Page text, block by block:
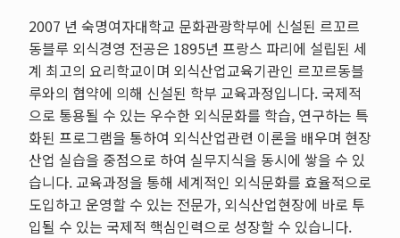
2007 년 숙명여자대학교 문화관광학부에 신설된 르꼬르
동블루 외식경영 전공은 1895년 프랑스 파리에 설립된 세
계 최고의 요리학교이며 외식산업교육기관인 르꼬르동블
루와의 협약에 의해 신설된 학부 교육과정입니다. 국제적
으로 통용될 수 있는 우수한 외식문화를 학습, 연구하는 특
화된 프로그램을 통하여 외식산업관련 이론을 배우며 현장
산업 실습을 중점으로 하여 실무지식을 동시에 쌓을 수 있
습니다. 교육과정을 통해 세계적인 외식문화를 효율적으로
도입하고 운영할 수 있는 전문가, 외식산업현장에 바로 투
입될 수 있는 국제적 핵심인력으로 성장할 수 있습니다.